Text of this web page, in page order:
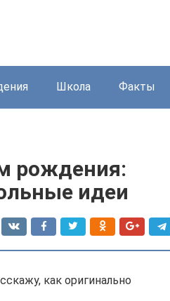
Школа Факты
рождения:
идеи
как оригинально